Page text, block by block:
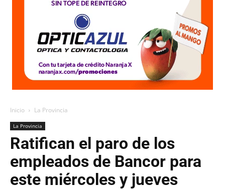
Inicio La Provincia
La Provincia
Ratifican el paro de los
empleados de Bancor para
este miércoles y jueves